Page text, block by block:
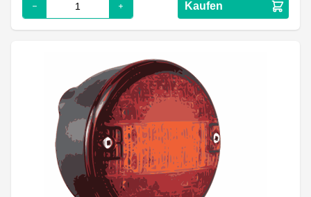
Kaufen